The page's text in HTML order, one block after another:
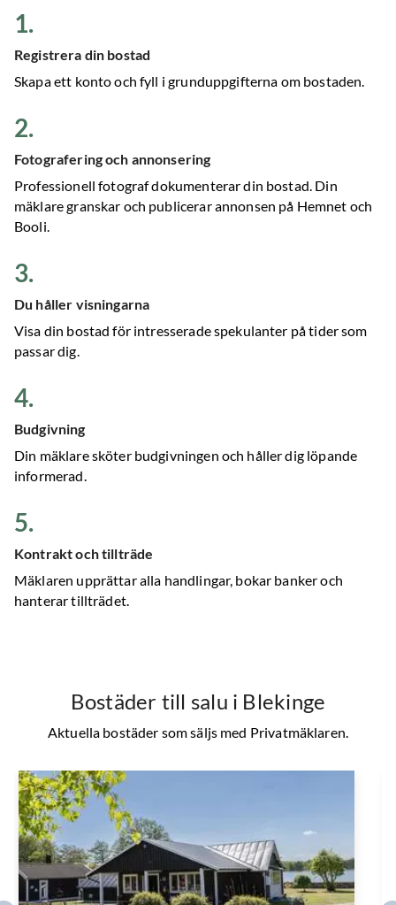
1.
Registrera din bostad
Skapa ett konto och fyll i grunduppgifterna om bostaden.
2.
Fotografering och annonsering
Professionell fotograf dokumenterar din bostad. Din
mäklare granskar och publicerar annonsen på Hemnet och
Booli.
3.
Du håller visningarna
Visa din bostad för intresserade spekulanter på tider som
passar dig.
4.
Budgivning
Din mäklare sköter budgivningen och håller dig löpande
informerad.
5.
Kontrakt och tillträde
Mäklaren upprättar alla handlingar, bokar banker och
hanterar tillträdet.
Bostäder till salu i Blekinge
Aktuella bostäder som säljs med Privatmäklaren.